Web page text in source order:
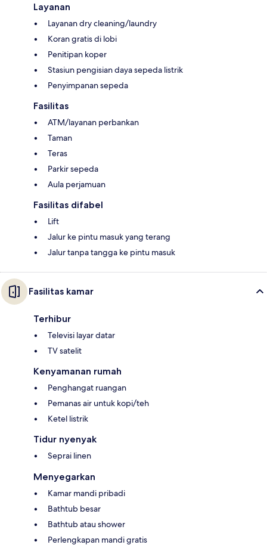
Layanan
Layanan dry cleaning/laundry
Koran gratis di lobi
Penitipan koper
Stasiun pengisian daya sepeda listrik
Penyimpanan sepeda
Fasilitas
ATM/layanan perbankan
Taman
Teras
Parkir sepeda
Aula perjamuan
Fasilitas difabel
Lift
Jalur ke pintu masuk yang terang
Jalur tanpa tangga ke pintu masuk
Fasilitas kamar
Terhibur
Televisi layar datar
TV satelit
Kenyamanan rumah
Penghangat ruangan
Pemanas air untuk kopi/teh
Ketel listrik
Tidur nyenyak
Seprai linen
Menyegarkan
Kamar mandi pribadi
Bathtub besar
Bathtub atau shower
Perlengkapan mandi gratis